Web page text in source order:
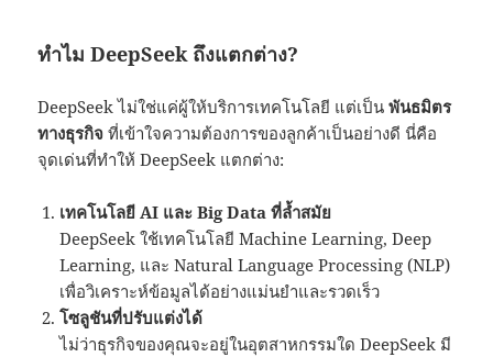
ทำไม DeepSeek ถึงแตกต่าง?
DeepSeek ไม่ใช่แค่ผู้ให้บริการเทคโนโลยี แต่เป็นพันธมิตร
ทางธุรกิจ ที่เข้าใจความต้องการของลูกค้าเป็นอย่างดี นี่คือ
จุดเด่นที่ทำให้ DeepSeek แตกต่าง:
เทคโนโลยี AI และ Big Data ที่ล้ำสมัย
DeepSeek ใช้เทคโนโลยี Machine Learning, Deep
Learning, และ Natural Language Processing (NLP)
เพื่อวิเคราะห์ข้อมูลได้อย่างแม่นยำและรวดเร็ว
โซลูชันที่ปรับแต่งได้
ไม่ว่าธุรกิจของคุณจะอยู่ในอุตสาหกรรมใด DeepSeek มี